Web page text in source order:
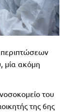
μία ακόμη
του
της 6ης